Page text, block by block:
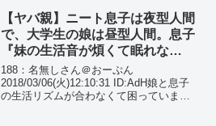
【ヤバ親】ニート息子は夜型人間
で、大学生の娘は昼型人間。息子
『妹の生活音が煩くて眠れな
い！』と訴えてきた。妹に話を聞
くと…
188：名無しさん＠おーぷん
2018/03/06(火)12:10:31 ID:AdH娘と息子
の生活リズムが合わなくて困っていま